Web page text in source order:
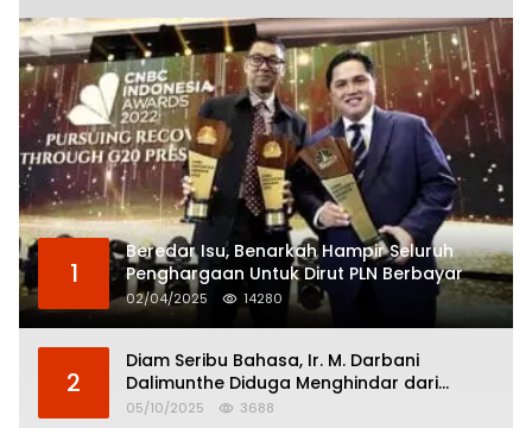
1
Beredar Isu, Benarkah Hampir Seluruh
Penghargaan Untuk Dirut PLN Berbayar
02/04/2025 14280
2
Diam Seribu Bahasa, Ir. M. Darbani
Dalimunthe Diduga Menghindar dari
Pertanggungjawaban Politik
05/10/2025 3688